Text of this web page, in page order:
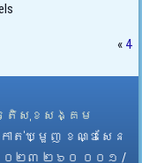
« 4
ន្តិសុខសង្គម
ាត់ឃ្មួញ ខណ្ឌសែន
០២៣ ២៦០ ០០១ /